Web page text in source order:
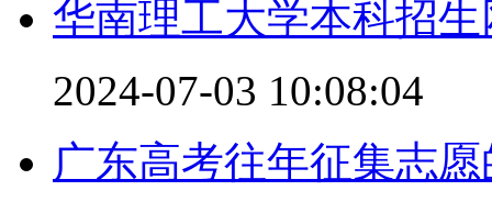
华南理工大学本科招
2024-07-03 10:08:04
广东高考往年征集志